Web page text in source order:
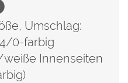
Umschlag:
0-farbig
Innenseiten